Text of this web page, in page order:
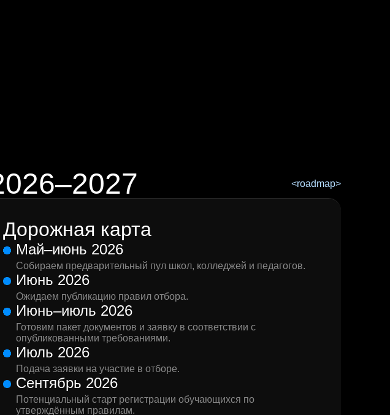
Дорожная карта
Май–июнь 2026
Собираем предварительный пул школ, колледжей и педагогов.
Июнь 2026
Ожидаем публикацию правил отбора.
Июнь–июль 2026
Готовим пакет документов и заявку в соответствии с
опубликованными требованиями.
Июль 2026
Подача заявки на участие в отборе.
Сентябрь 2026
Потенциальный старт регистрации обучающихся по
утверждённым правилам.